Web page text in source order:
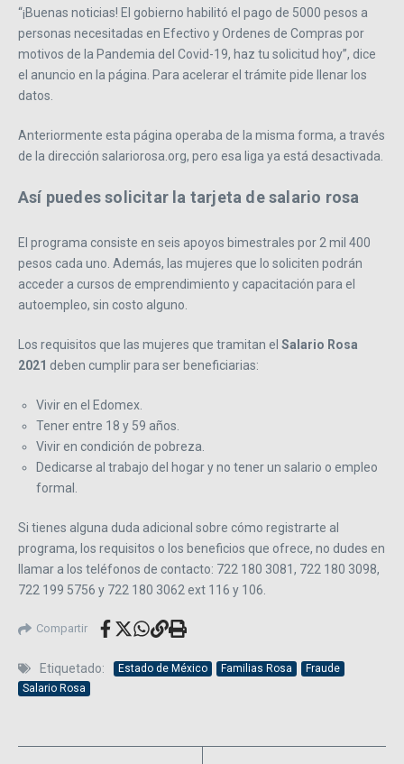
“¡Buenas noticias! El gobierno habilitó el pago de 5000 pesos a
personas necesitadas en Efectivo y Ordenes de Compras por
motivos de la Pandemia del Covid-19, haz tu solicitud hoy”, dice
el anuncio en la página. Para acelerar el trámite pide llenar los
datos.
Anteriormente esta página operaba de la misma forma, a través
de la dirección salariorosa.org, pero esa liga ya está desactivada.
Así puedes solicitar la tarjeta de salario rosa
El programa consiste en seis apoyos bimestrales por 2 mil 400
pesos cada uno. Además, las mujeres que lo soliciten podrán
acceder a cursos de emprendimiento y capacitación para el
autoempleo, sin costo alguno.
Los requisitos que las mujeres que tramitan el Salario Rosa
2021 deben cumplir para ser beneficiarias:
Vivir en el Edomex.
Tener entre 18 y 59 años.
Vivir en condición de pobreza.
Dedicarse al trabajo del hogar y no tener un salario o empleo
formal.
Si tienes alguna duda adicional sobre cómo registrarte al
programa, los requisitos o los beneficios que ofrece, no dudes en
llamar a los teléfonos de contacto: 722 180 3081, 722 180 3098,
722 199 5756 y 722 180 3062 ext 116 y 106.
Compartir
Etiquetado: Estado de México Familias Rosa
Fraude
Salario Rosa